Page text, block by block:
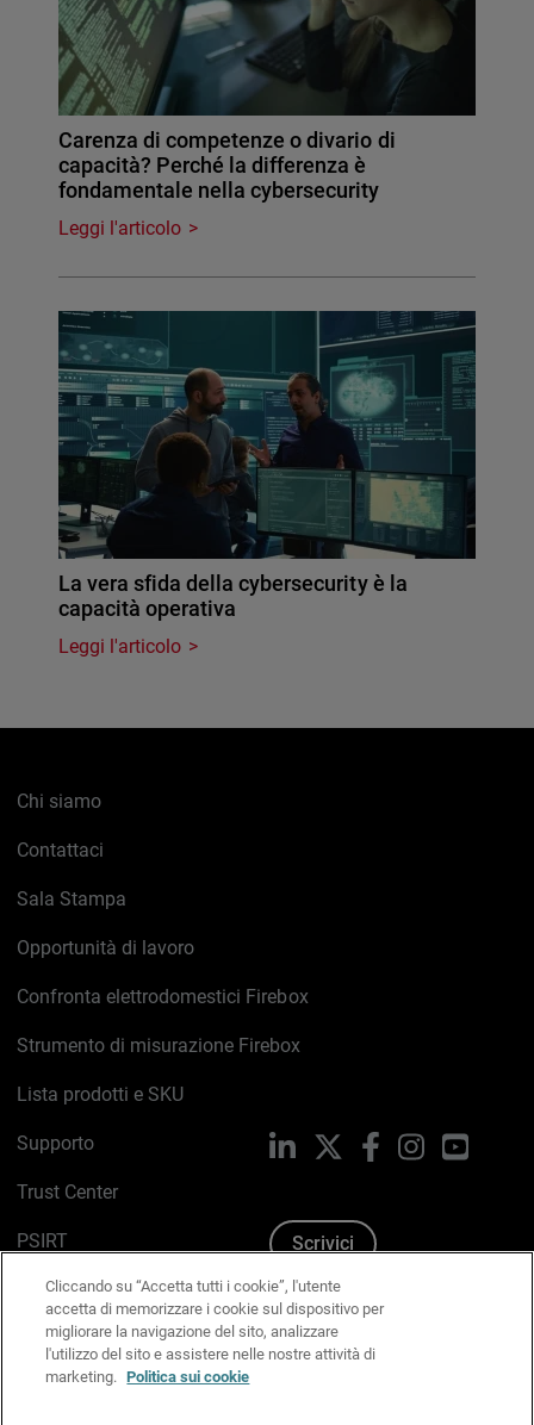
Carenza di competenze o divario di
capacità? Perché la differenza è
fondamentale nella cybersecurity
Leggi l'articolo
La vera sfida della cybersecurity è la
capacità operativa
Leggi l'articolo
Chi siamo
Contattaci
Sala Stampa
Opportunità di lavoro
Confronta elettrodomestici Firebox
Strumento di misurazione Firebox
Lista prodotti e SKU
Supporto
Trust Center
PSIRT
Politica sui cookie
Informativa sulla privacy
Kit Media & Brand
LinkedIn FacebookInstagram
Scrivici
Cliccando su “Accetta tutti i cookie”, l'utente
accetta di memorizzare i cookie sul dispositivo per
migliorare la navigazione del sito, analizzare
l'utilizzo del sito e assistere nelle nostre attività di
marketing. Politica sui cookie